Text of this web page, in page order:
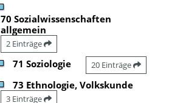
70 Sozialwissenschaften
allgemein
2 Einträge
71 Soziologie 20 Einträge
73 Ethnologie, Volkskunde
3 Einträge